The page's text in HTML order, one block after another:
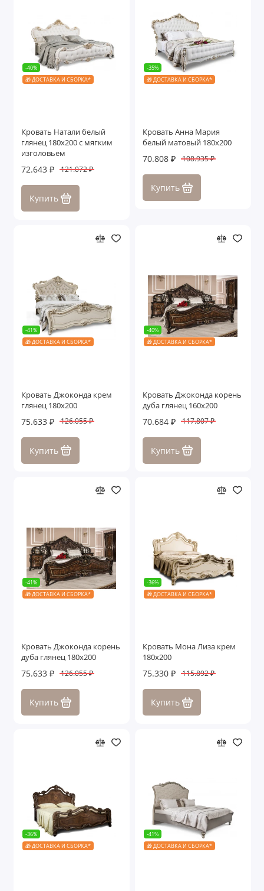
-40%
🎁 ДОСТАВКА И СБОРКА*
Кровать Натали белый
глянец 180х200 с мягким
изголовьем
72.643 ₽ 121.072 ₽
Купить
-35%
🎁 ДОСТАВКА И СБОРКА*
Кровать Анна Мария
белый матовый 180х200
70.808 ₽ 108.935 ₽
Купить
-41%
🎁 ДОСТАВКА И СБОРКА*
Кровать Джоконда крем
глянец 180х200
75.633 ₽ 126.055 ₽
Купить
-40%
🎁 ДОСТАВКА И СБОРКА*
Кровать Джоконда корень
дуба глянец 160х200
70.684 ₽ 117.807 ₽
Купить
-41%
🎁 ДОСТАВКА И СБОРКА*
Кровать Джоконда корень
дуба глянец 180х200
75.633 ₽ 126.055 ₽
Купить
-36%
🎁 ДОСТАВКА И СБОРКА*
Кровать Мона Лиза крем
180х200
75.330 ₽ 115.892 ₽
Купить
-36%
🎁 ДОСТАВКА И СБОРКА*
-41%
🎁 ДОСТАВКА И СБОРКА*